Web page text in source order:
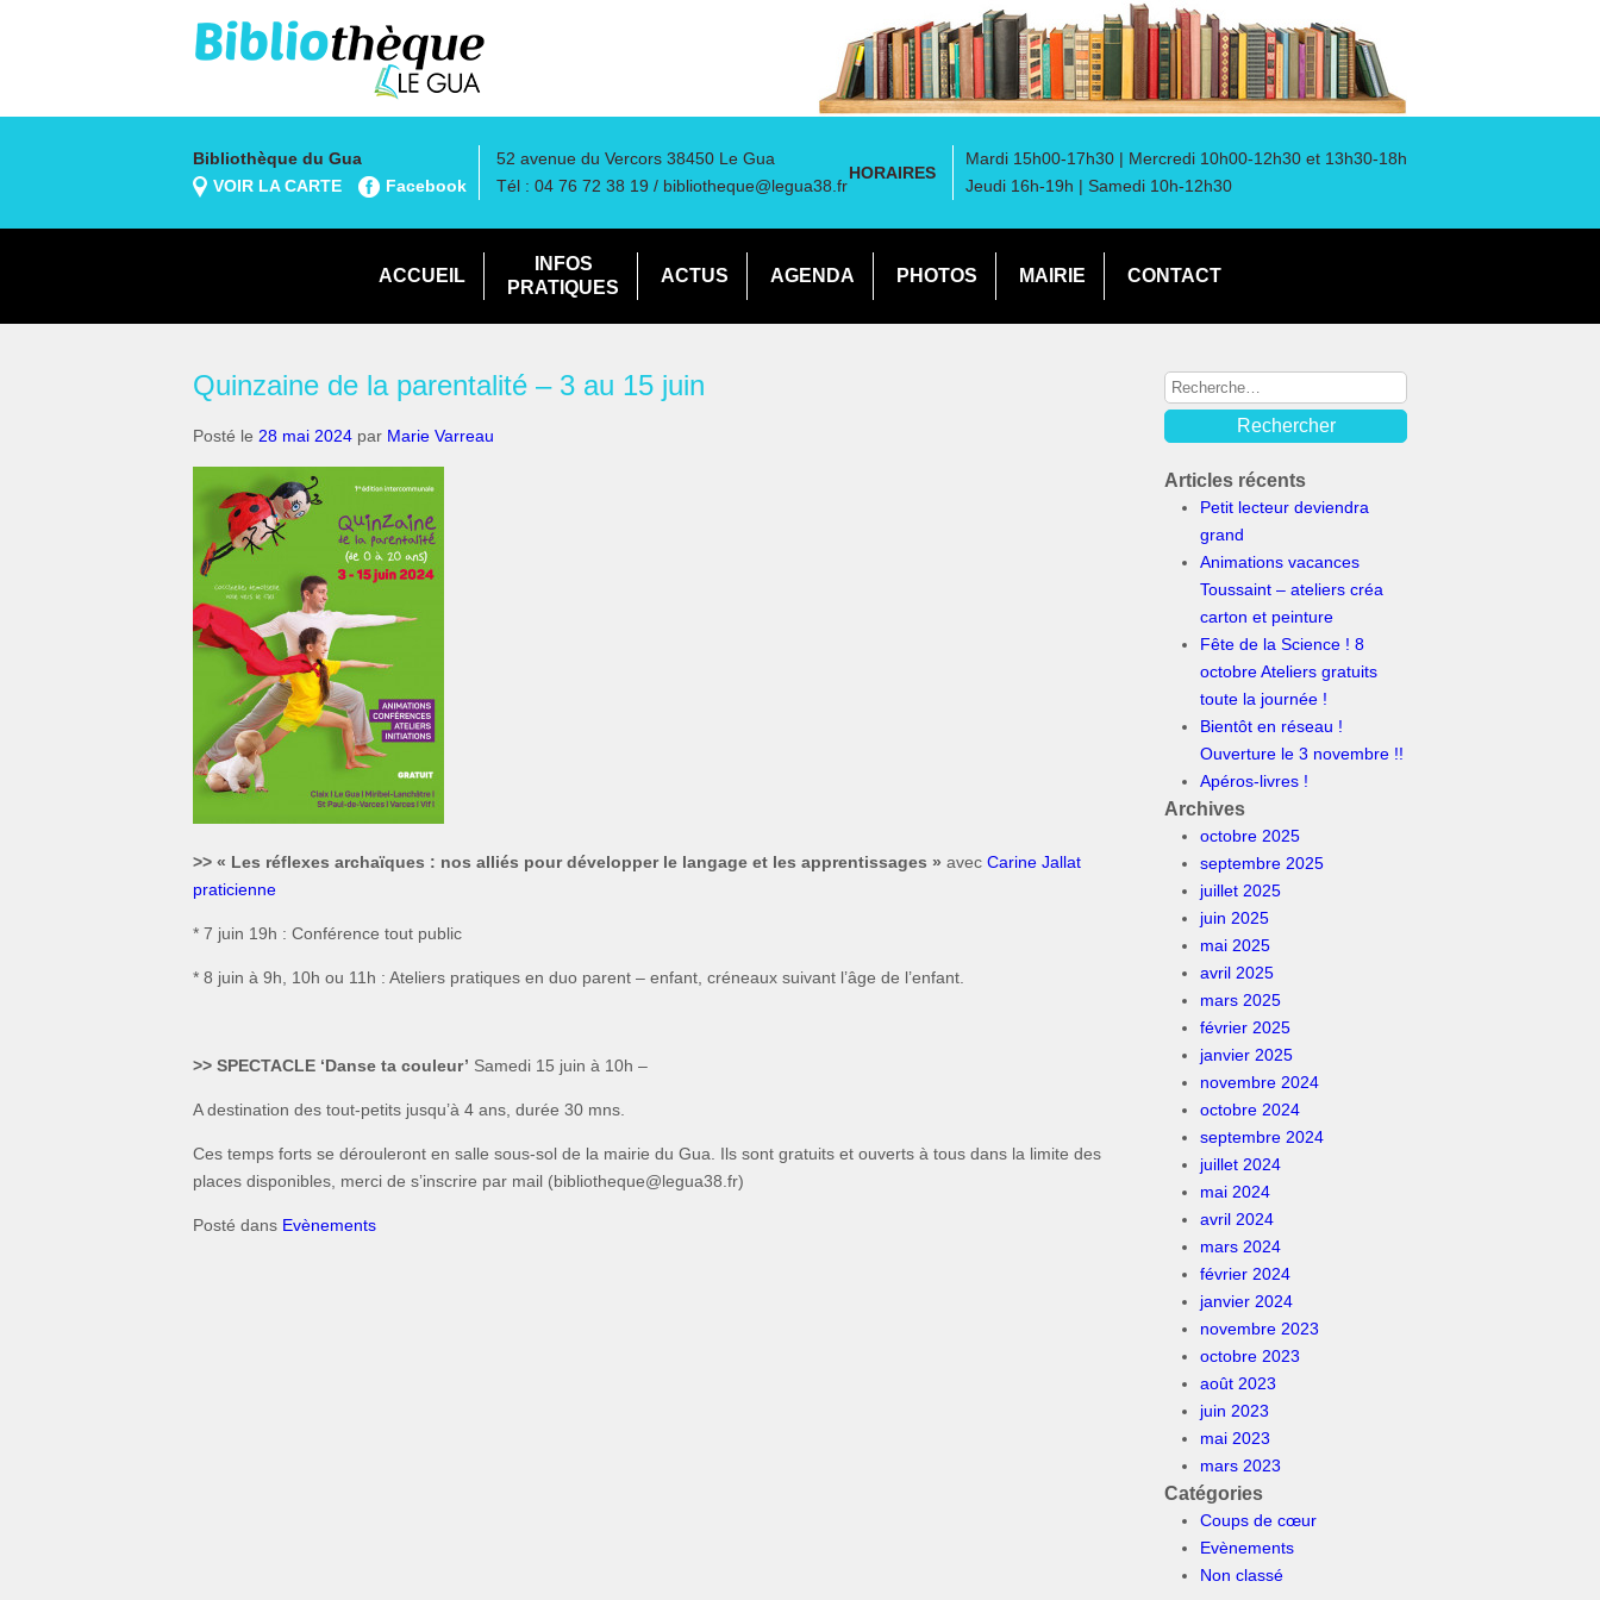
Bibliothèque du Gua
VOIR LA CARTE
Facebook
52 avenue du Vercors 38450 Le Gua
Tél : 04 76 72 38 19 / bibliotheque@legua38.fr
HORAIRES
Mardi 15h00-17h30 | Mercredi 10h00-12h30 et 13h30-18h
Jeudi 16h-19h | Samedi 10h-12h30
ACCUEIL
INFOS
PRATIQUES
ACTUS AGENDA PHOTOS MAIRIE CONTACT
Quinzaine de la parentalité – 3 au 15 juin
Posté le 28 mai 2024 par Marie Varreau
>> « Les réflexes archaïques : nos alliés pour développer le langage et les apprentissages » avec Carine Jallat
praticienne
* 7 juin 19h : Conférence tout public
* 8 juin à 9h, 10h ou 11h : Ateliers pratiques en duo parent – enfant, créneaux suivant l’âge de l’enfant.
>> SPECTACLE ‘Danse ta couleur’ Samedi 15 juin à 10h –
A destination des tout-petits jusqu’à 4 ans, durée 30 mns.
Ces temps forts se dérouleront en salle sous-sol de la mairie du Gua. Ils sont gratuits et ouverts à tous dans la limite des
places disponibles, merci de s’inscrire par mail (bibliotheque@legua38.fr)
Posté dans Evènements
Articles récents
Petit lecteur deviendra
grand
Animations vacances
Toussaint – ateliers créa
carton et peinture
Fête de la Science ! 8
octobre Ateliers gratuits
toute la journée !
Bientôt en réseau !
Ouverture le 3 novembre !!
Apéros-livres !
Archives
octobre 2025
septembre 2025
juillet 2025
juin 2025
mai 2025
avril 2025
mars 2025
février 2025
janvier 2025
novembre 2024
octobre 2024
septembre 2024
juillet 2024
mai 2024
avril 2024
mars 2024
février 2024
janvier 2024
novembre 2023
octobre 2023
août 2023
juin 2023
mai 2023
mars 2023
Catégories
Coups de cœur
Evènements
Non classé